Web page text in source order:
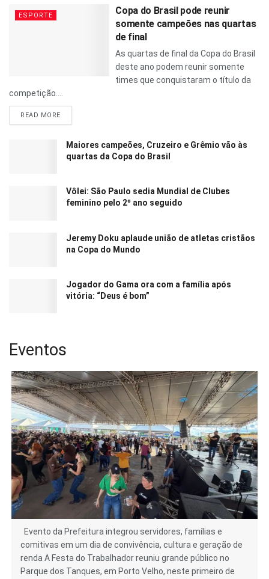
ESPORTE
Copa do Brasil pode reunir
somente campeões nas quartas
de final
As quartas de final da Copa do Brasil
deste ano podem reunir somente
times que conquistaram o título da
competição....
READ MORE
Maiores campeões, Cruzeiro e Grêmio vão às
quartas da Copa do Brasil
Vôlei: São Paulo sedia Mundial de Clubes
feminino pelo 2º ano seguido
Jeremy Doku aplaude união de atletas cristãos
na Copa do Mundo
Jogador do Gama ora com a família após
vitória: “Deus é bom”
Eventos
Evento da Prefeitura integrou servidores, famílias e
comitivas em um dia de convivência, cultura e geração de
renda A Festa do Trabalhador reuniu grande público no
Parque dos Tanques, em Porto Velho, neste primeiro de